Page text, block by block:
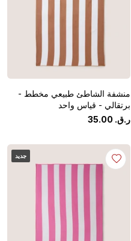
منشفة الشاطئ طبيعي مخطط -
برتقالي - قياس واحد
ر.ق.
35.00
جديد